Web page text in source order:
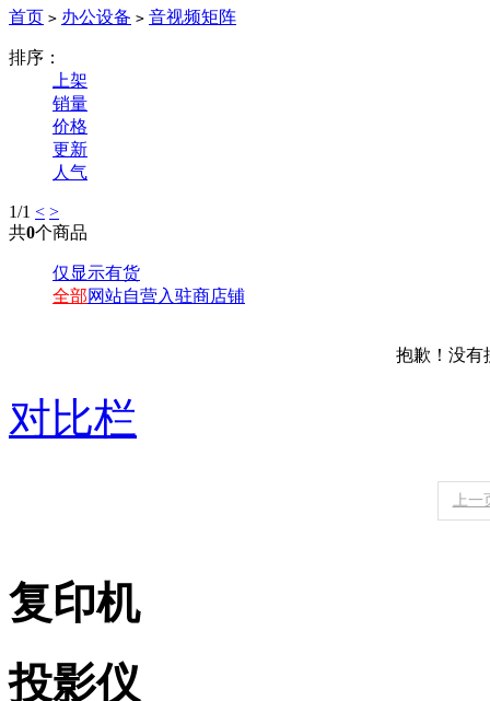
首页 > 办公设备 > 音视频矩阵
排序：
上架
销量
价格
更新
人气
1/1 < >
共0个商品
仅显示有货
全部网站自营入驻商店铺
抱歉！没
对比栏
上一
复印机
投影仪